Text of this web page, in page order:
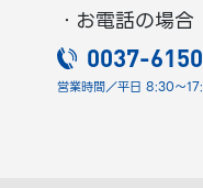
・お電話の場合
0037-
営業時間／平日 8:30～